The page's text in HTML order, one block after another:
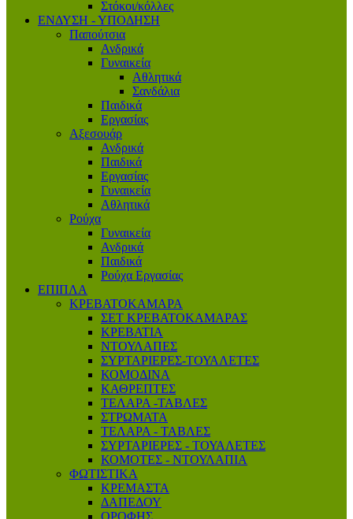
Στόκοι/κόλλες
ΕΝΔΥΣΗ - ΥΠΟΔΗΣΗ
Παπούτσια
Ανδρικά
Γυναικεία
Αθλητικά
Σανδάλια
Παιδικά
Εργασίας
Αξεσουάρ
Ανδρικά
Παιδικά
Εργασίας
Γυναικεία
Αθλητικά
Ρούχα
Γυναικεία
Ανδρικά
Παιδικά
Ρούχα Εργασίας
ΕΠΙΠΛΑ
ΚΡΕΒΑΤΟΚΑΜΑΡΑ
ΣΕΤ ΚΡΕΒΑΤΟΚΑΜΑΡΑΣ
ΚΡΕΒΑΤΙΑ
ΝΤΟΥΛΑΠΕΣ
ΣΥΡΤΑΡΙΕΡΕΣ-ΤΟΥΑΛΕΤΕΣ
ΚΟΜΟΔΙΝΑ
ΚΑΘΡΕΠΤΕΣ
ΤΕΛΑΡΑ -ΤΑΒΛΕΣ
ΣΤΡΩΜΑΤΑ
ΤΕΛΑΡΑ - ΤΑΒΛΕΣ
ΣΥΡΤΑΡΙΕΡΕΣ - ΤΟΥΑΛΕΤΕΣ
ΚΟΜΟΤΕΣ - ΝΤΟΥΛΑΠΙΑ
ΦΩΤΙΣΤΙΚΑ
ΚΡΕΜΑΣΤΑ
ΔΑΠΕΔΟΥ
ΟΡΟΦΗΣ